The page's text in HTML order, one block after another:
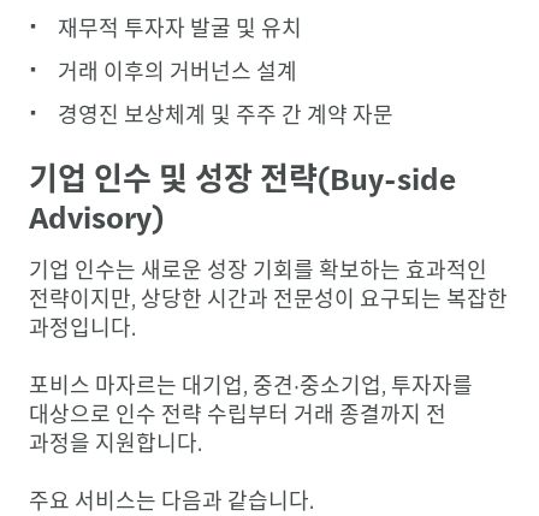
재무적 투자자 발굴 및 유치
거래 이후의 거버넌스 설계
경영진 보상체계 및 주주 간 계약 자문
기업 인수 및 성장 전략(Buy-side
Advisory)
기업 인수는 새로운 성장 기회를 확보하는 효과적인
전략이지만, 상당한 시간과 전문성이 요구되는 복잡한
과정입니다.
포비스 마자르는 대기업, 중견·중소기업, 투자자를
대상으로 인수 전략 수립부터 거래 종결까지 전
과정을 지원합니다.
주요 서비스는 다음과 같습니다.